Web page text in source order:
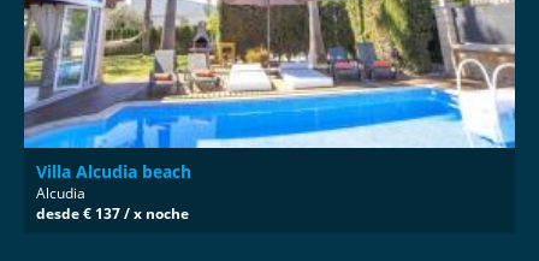
Villa Alcudia beach
Alcudia
desde € 137 / x noche